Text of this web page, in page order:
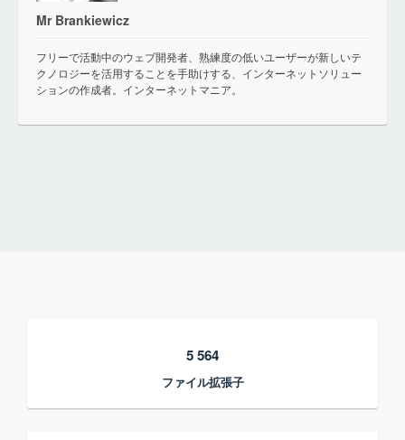
Mr Brankiewicz
フリーで活動中のウェブ開発者、熟練度の低いユーザーが新しいテ
クノロジーを活用することを手助けする、インターネットソリュー
ションの作成者。インターネットマニア。
5 564
ファイル拡張子